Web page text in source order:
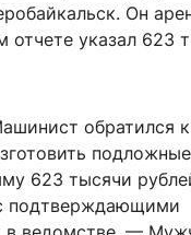
Он
отчете указал 623
обратился к
подложные
623 тысячи
подтверждающими